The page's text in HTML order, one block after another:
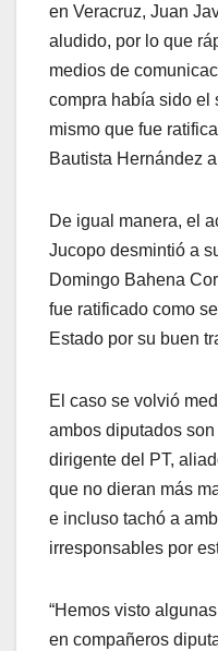
en Veracruz, Juan
aludido, por lo que
medios de
compra había sido el
mismo que fue
Bautista Hernández
De igual manera, el
Jucopo desmintió a
Domingo Bahena
fue ratificado como
Estado por su buen
El caso se volvió
ambos diputados
dirigente del PT,
que no dieran más
e incluso tachó a
irresponsables por
“Hemos visto
en compañeros